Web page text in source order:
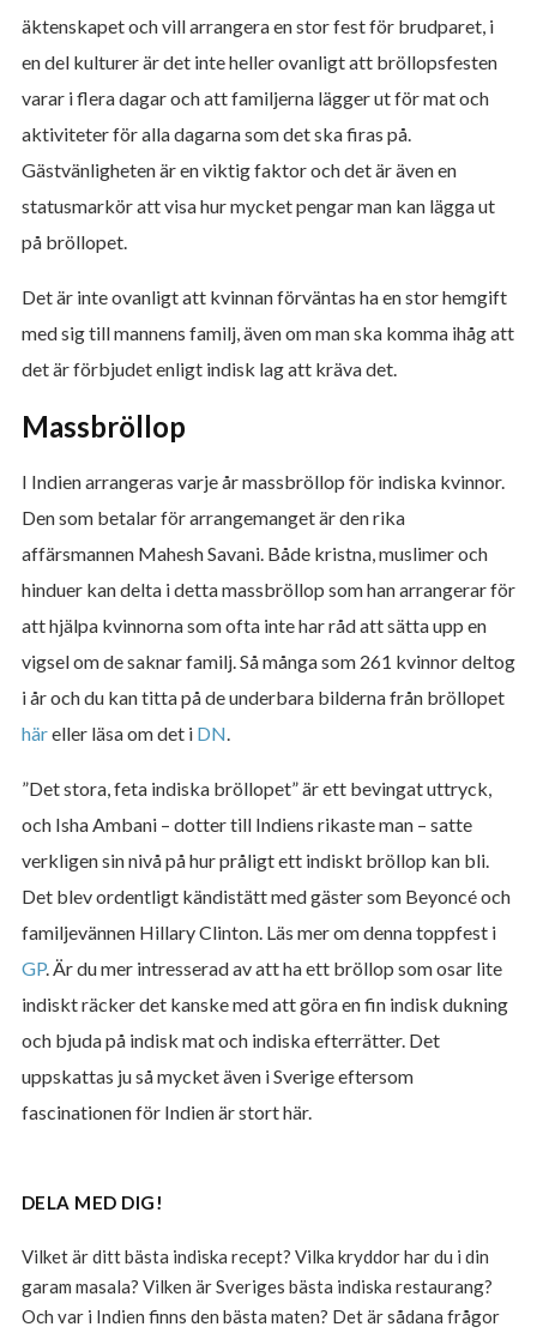
äktenskapet och vill arrangera en stor fest för brudparet, i
en del kulturer är det inte heller ovanligt att bröllopsfesten
varar i flera dagar och att familjerna lägger ut för mat och
aktiviteter för alla dagarna som det ska firas på.
Gästvänligheten är en viktig faktor och det är även en
statusmarkör att visa hur mycket pengar man kan lägga ut
på bröllopet.
Det är inte ovanligt att kvinnan förväntas ha en stor hemgift
med sig till mannens familj, även om man ska komma ihåg att
det är förbjudet enligt indisk lag att kräva det.
Massbröllop
I Indien arrangeras varje år massbröllop för indiska kvinnor.
Den som betalar för arrangemanget är den rika
affärsmannen Mahesh Savani. Både kristna, muslimer och
hinduer kan delta i detta massbröllop som han arrangerar för
att hjälpa kvinnorna som ofta inte har råd att sätta upp en
vigsel om de saknar familj. Så många som 261 kvinnor deltog
i år och du kan titta på de underbara bilderna från bröllopet
häreller läsa om det i DN.
”Det stora, feta indiska bröllopet” är ett bevingat uttryck,
och Isha Ambani – dotter till Indiens rikaste man – satte
verkligen sin nivå på hur pråligt ett indiskt bröllop kan bli.
Det blev ordentligt kändistätt med gäster som Beyoncé och
familjevännen Hillary Clinton. Läs mer om denna toppfest i
GP. Är du mer intresserad av att ha ett bröllop som osar lite
indiskt räcker det kanske med att göra en fin indisk dukning
och bjuda på indisk mat och indiska efterrätter. Det
uppskattas ju så mycket även i Sverige eftersom
fascinationen för Indien är stort här.
DELA MED DIG!
Vilket är ditt bästa indiska recept? Vilka kryddor har du i din
garam masala? Vilken är Sveriges bästa indiska restaurang?
Och var i Indien finns den bästa maten? Det är sådana frågor